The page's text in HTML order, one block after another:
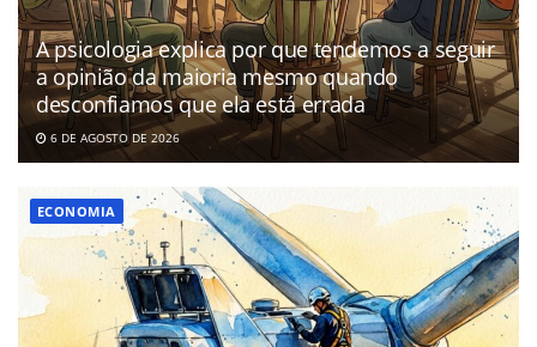
A psicologia explica por que tendemos a seguir
a opinião da maioria mesmo quando
desconfiamos que ela está errada
6 DE AGOSTO DE 2026
ECONOMIA